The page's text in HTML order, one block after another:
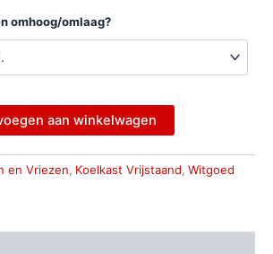
omhoog/omlaag?
aan winkelwagen
en Vriezen, Koelkast Vrijstaand, Witgoed